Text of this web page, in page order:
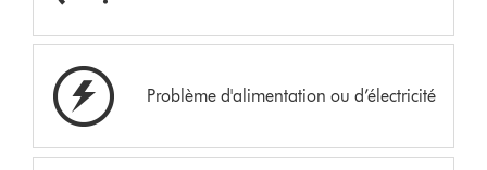
Problème d'alimentation ou d’électricité